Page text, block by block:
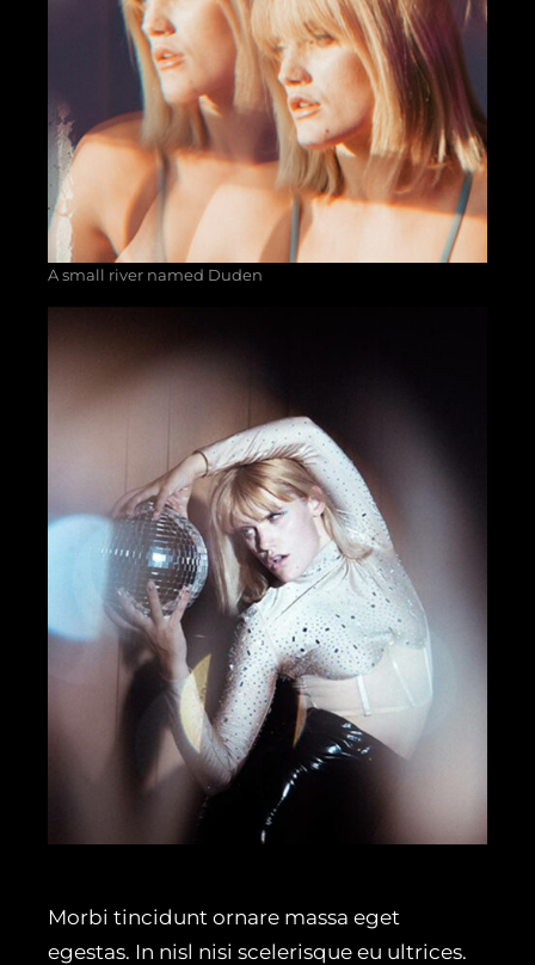
A small river named Duden
Morbi tincidunt ornare massa eget
egestas. In nisl nisi scelerisque eu ultrices.